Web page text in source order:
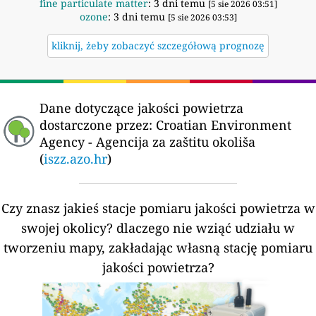
fine particulate matter: 3 dni temu [5 sie 2026 03:51]
ozone: 3 dni temu [5 sie 2026 03:53]
kliknij, żeby zobaczyć szczegółową prognozę
Dane dotyczące jakości powietrza
dostarczone przez: Croatian Environment
Agency - Agencija za zaštitu okoliša
(iszz.azo.hr)
Czy znasz jakieś stacje pomiaru jakości powietrza w
swojej okolicy? dlaczego nie wziąć udziału w
tworzeniu mapy, zakładając własną stację pomiaru
jakości powietrza?